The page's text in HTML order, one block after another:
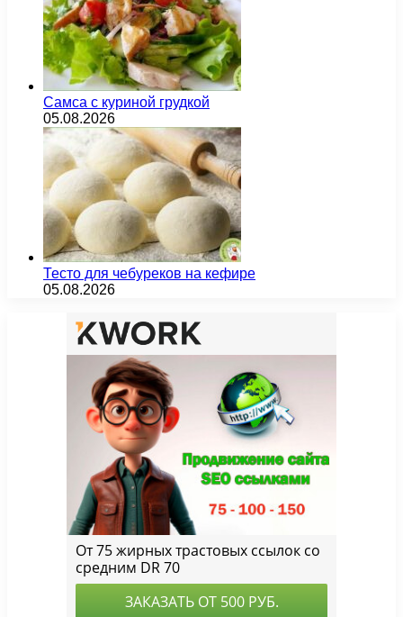
Самса с куриной грудкой
05.08.2026
Тесто для чебуреков на кефире
05.08.2026